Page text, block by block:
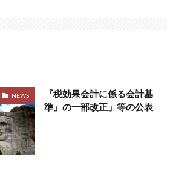
NEWS
『税効果会計に係る会計基
準』の一部改正」等の公表